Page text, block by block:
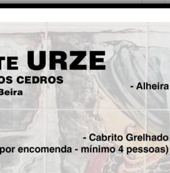
as empresas de
eventos como o Rock in
perante populações
A tecnologia existe.
cablagem de
quando todos os anos
de apostar na
As festas e feiras
hierarquia. Antes do